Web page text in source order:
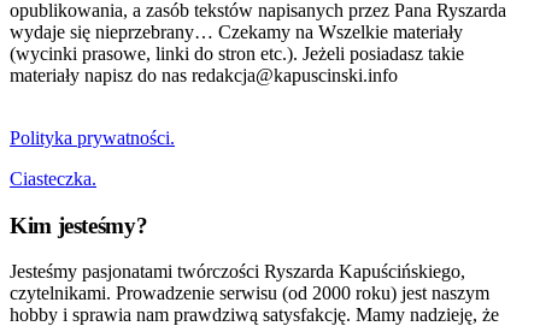
opublikowania, a zasób tekstów napisanych przez Pana Ryszarda
wydaje się nieprzebrany… Czekamy na Wszelkie materiały
(wycinki prasowe, linki do stron etc.). Jeżeli posiadasz takie
materiały napisz do nas redakcja@kapuscinski.info
Polityka prywatności.
Ciasteczka.
Kim jesteśmy?
Jesteśmy pasjonatami twórczości Ryszarda Kapuścińskiego,
czytelnikami. Prowadzenie serwisu (od 2000 roku) jest naszym
hobby i sprawia nam prawdziwą satysfakcję. Mamy nadzieję, że